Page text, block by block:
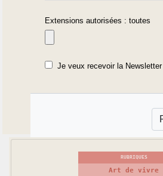
Extensions autorisées : toutes
Je veux recevoir la Newsletter
RUBRIQUES
Art de vivre